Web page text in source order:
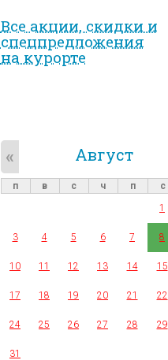
Все акции, скидки и
спец­предложе­ния
на курорте
Август
«
п в с ч п с
1
3 4 5 6 7 8
10 11 12 13 14 15
17 18 19 20 21 22
24 25 26 27 28 29
31